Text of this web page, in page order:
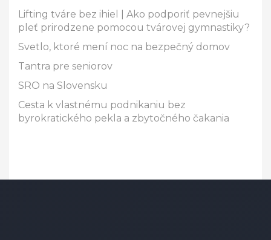
Lifting tváre bez ihiel | Ako podporiť pevnejšiu
pleť prirodzene pomocou tvárovej gymnastiky?
Svetlo, ktoré mení noc na bezpečný domov
Tantra pre seniorov
SRO na Slovensku
Cesta k vlastnému podnikaniu bez
byrokratického pekla a zbytočného čakania